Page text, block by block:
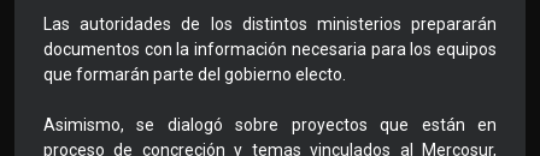
Las autoridades de los distintos ministerios prepararán
documentos con la información necesaria para los equipos
que formarán parte del gobierno electo.
Asimismo, se dialogó sobre proyectos que están en
proceso de concreción y temas vinculados al Mercosur,